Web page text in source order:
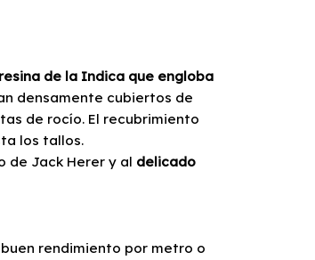
de la Indica que engloba
densamente cubiertos de
de rocío. El recubrimiento
los tallos.
de Jack Herer y al delicado
rendimiento por metro o